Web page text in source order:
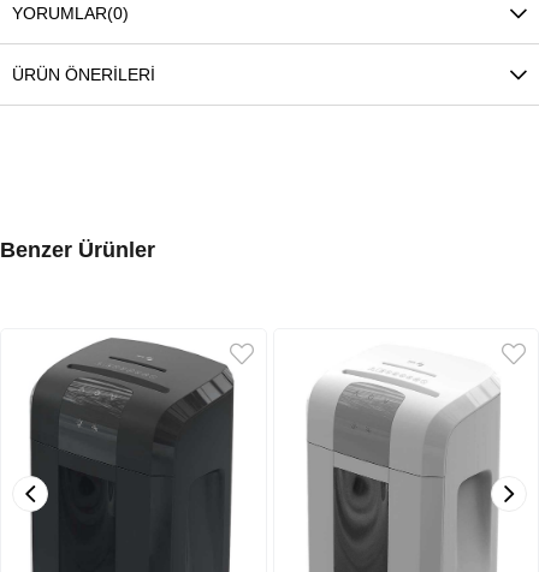
YORUMLAR(0)
ÜRÜN ÖNERILERI
Benzer Ürünler